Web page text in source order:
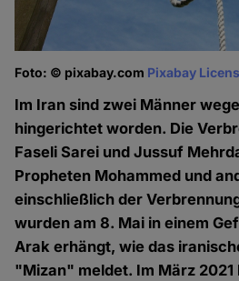
Foto: © pixabay.com Pixabay
Im Iran sind zwei Männer
hingerichtet worden. Die
Faseli Sarei und Jussuf
Propheten Mohammed und
einschließlich der
wurden am 8. Mai in einem
Arak erhängt, wie das
"Mizan" meldet. Im März 2021